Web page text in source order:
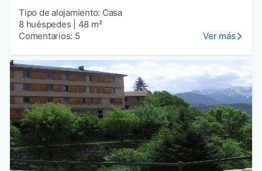
Tipo de alojamiento: Casa
8 huéspedes
48 m²
Comentarios: 5
Ver más